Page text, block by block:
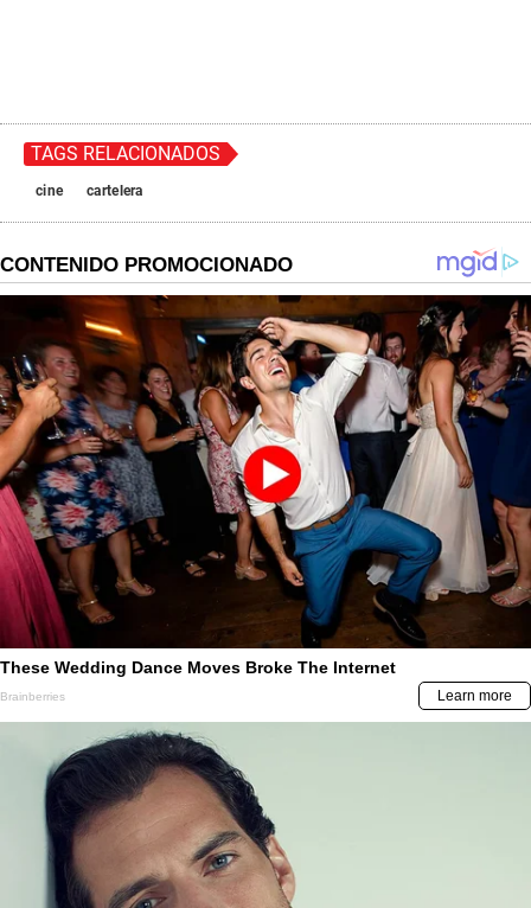
TAGS RELACIONADOS
cine cartelera